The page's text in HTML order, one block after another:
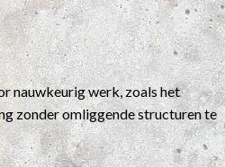
nauwkeurig werk, zoals het
zonder omliggende structuren te